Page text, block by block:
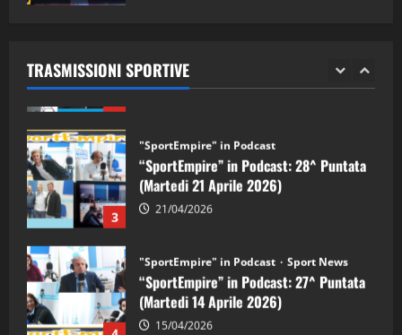
TRASMISSIONI SPORTIVE
2 28/04/2026
3
“SportEmpire” in Podcast: 28^ Puntata
(Martedi 21 Aprile 2026)
21/04/2026
4
“SportEmpire” in Podcast: 27^ Puntata
(Martedi 14 Aprile 2026)
15/04/2026